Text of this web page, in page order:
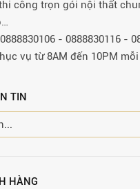
công trọn gói nội thất
- 0888830116 -
vụ từ 8AM đến 10PM
TIN
HÀNG